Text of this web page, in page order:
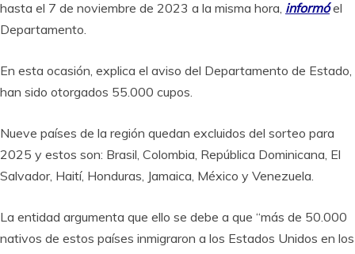
hasta el 7 de noviembre de 2023 a la misma hora, informóel
Departamento.
En esta ocasión, explica el aviso del Departamento de Estado,
han sido otorgados 55.000 cupos.
Nueve países de la región quedan excluidos del sorteo para
2025 y estos son: Brasil, Colombia, República Dominicana, El
Salvador, Haití, Honduras, Jamaica, México y Venezuela.
La entidad argumenta que ello se debe a que “más de 50.000
nativos de estos países inmigraron a los Estados Unidos en los